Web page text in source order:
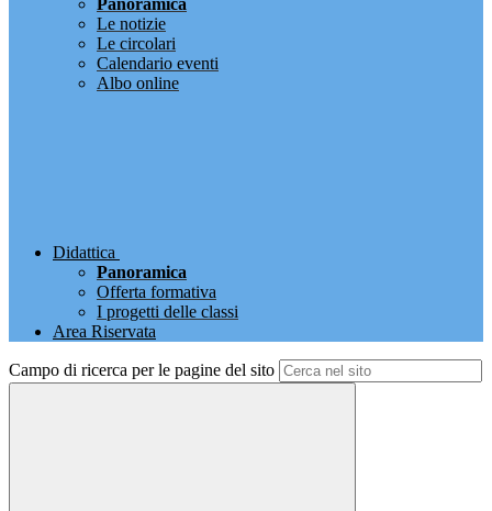
Panoramica
Le notizie
Le circolari
Calendario eventi
Albo online
Didattica
Panoramica
Offerta formativa
I progetti delle classi
Area Riservata
Campo di ricerca per le pagine del sito